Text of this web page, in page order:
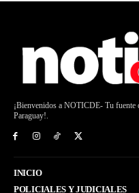
¡Bienvenidos a NOTICDE- Tu fuente
Paraguay!.
INICIO
POLICIALES Y JUDICIALES